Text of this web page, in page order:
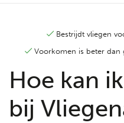
Bestrijdt vliegen
Voorkomen is beter dan
Hoe kan
bij